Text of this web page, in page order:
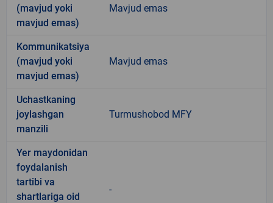
(mavjud yoki
mavjud emas)
Mavjud emas
Kommunikatsiya
(mavjud yoki
mavjud emas)
Mavjud emas
Uchastkaning
joylashgan
manzili
Turmushobod MFY
Yer maydonidan
foydalanish
tartibi va
shartlariga oid
-